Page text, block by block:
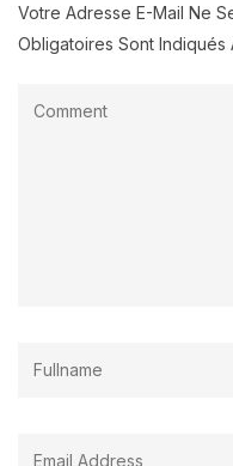
Votre Adresse E-Mail Ne
Obligatoires Sont Indiqués